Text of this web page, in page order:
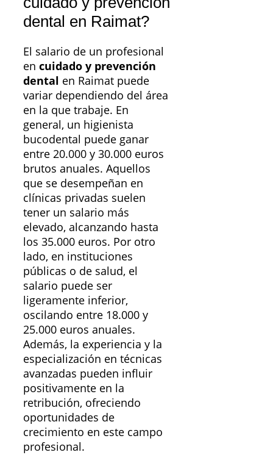
dental en Raimat?
El salario de un profesional
en cuidado y prevención
dental en Raimat puede
variar dependiendo del área
en la que trabaje. En
general, un higienista
bucodental puede ganar
entre 20.000 y 30.000 euros
brutos anuales. Aquellos
que se desempeñan en
clínicas privadas suelen
tener un salario más
elevado, alcanzando hasta
los 35.000 euros. Por otro
lado, en instituciones
públicas o de salud, el
salario puede ser
ligeramente inferior,
oscilando entre 18.000 y
25.000 euros anuales.
Además, la experiencia y la
especialización en técnicas
avanzadas pueden influir
positivamente en la
retribución, ofreciendo
oportunidades de
crecimiento en este campo
profesional.